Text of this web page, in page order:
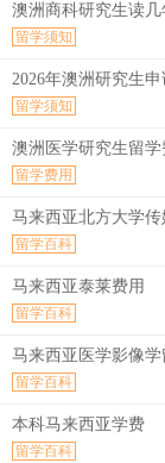
澳洲商科研究生读几
留学须知
2026年澳洲研究生申
留学须知
澳洲医学研究生留学
留学费用
马来西亚北方大学传
留学百科
马来西亚泰莱费用
留学百科
马来西亚医学影像学
留学百科
本科马来西亚学费
留学百科